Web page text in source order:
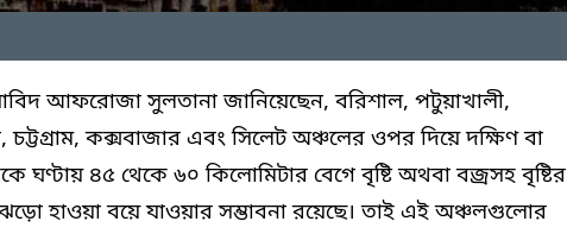
আফরোজা সুলতানা জানিয়েছেন, বরিশাল, পটুয়াখালী,
চট্টগ্রাম, কক্সবাজার এবং সিলেট অঞ্চলের ওপর দিয়ে দক্ষিণ বা
ঘণ্টায় ৪৫ থেকে ৬০ কিলোমিটার বেগে বৃষ্টি অথবা বজ্রসহ বৃষ্টির
ঝড়ো হাওয়া বয়ে যাওয়ার সম্ভাবনা রয়েছে। তাই এই অঞ্চলগুলোর